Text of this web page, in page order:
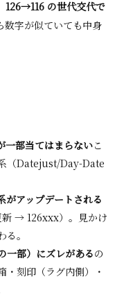
126→116 の世代交代で
数字が似ていても中身
一部当てはまらないこ
（Datejust/Day-Date
がアップデートされる
新 → 126xxx）。見かけ
。
一部）にズレがあるの
・刻印（ラグ内側）・